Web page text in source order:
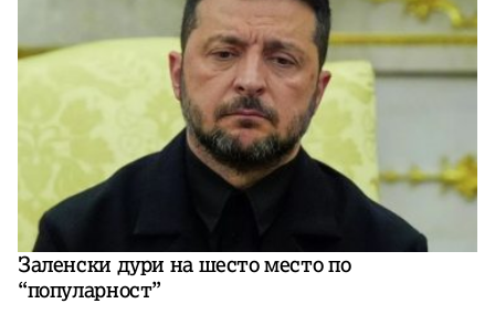
Заленски дури на шесто место по
“популарност”